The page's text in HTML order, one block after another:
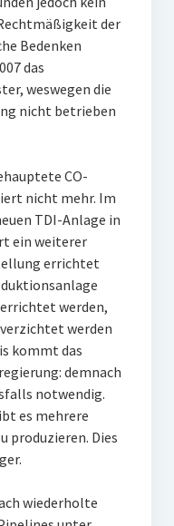
der
Bedenken
das
weswegen die
nicht betrieben
CO-
nicht mehr. Im
TDI-Anlage in
ein weiterer
errichtet
werden,
werden
kommt das
demnach
notwendig.
es mehrere
produzieren. Dies
wiederholte